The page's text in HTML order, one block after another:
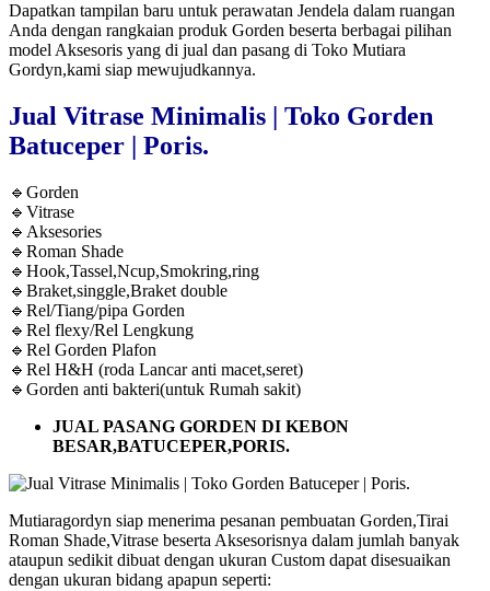
Dapatkan tampilan baru untuk perawatan Jendela dalam ruangan
Anda dengan rangkaian produk Gorden beserta berbagai pilihan
model Aksesoris yang di jual dan pasang di Toko Mutiara
Gordyn,kami siap mewujudkannya.
Jual Vitrase Minimalis | Toko Gorden
Batuceper | Poris.
🔹Gorden
🔹Vitrase
🔹Aksesories
🔹Roman Shade
🔹Hook,Tassel,Ncup,Smokring,ring
🔹Braket,singgle,Braket double
🔹Rel/Tiang/pipa Gorden
🔹Rel flexy/Rel Lengkung
🔹Rel Gorden Plafon
🔹Rel H&H (roda Lancar anti macet,seret)
🔹Gorden anti bakteri(untuk Rumah sakit)
JUAL PASANG GORDEN DI KEBON
BESAR,BATUCEPER,PORIS.
Mutiaragordyn siap menerima pesanan pembuatan Gorden,Tirai
Roman Shade,Vitrase beserta Aksesorisnya dalam jumlah banyak
ataupun sedikit dibuat dengan ukuran Custom dapat disesuaikan
dengan ukuran bidang apapun seperti: